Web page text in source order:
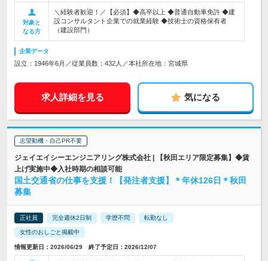
対象と
なる方
＼経験者歓迎！／【必須】◆高卒以上 ◆普通自動車免許 ◆建
設コンサルタント企業での就業経験 ◆技術士の資格保有者
（建設部門）
企業データ
設立：1946年6月／従業員数：432人／本社所在地：宮城県
求人詳細を見る 気になる
志望動機・自己PR不要
ジェイエイシーエンジニアリング株式会社 | 【秋田エリア限定募集】◆賃
上げ実施中◆入社時期の相談可能
国土交通省の仕事を支援！【発注者支援】＊年休126日＊秋田
募集
正社員 完全週休2日制 学歴不問 転勤なし
女性のおしごと掲載中
情報更新日：2026/06/29 終了予定日：2026/12/07